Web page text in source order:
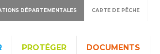
DÉPARTEMENTALES CARTE DE PÊCHE
PROTÉGER DOCUMENTS